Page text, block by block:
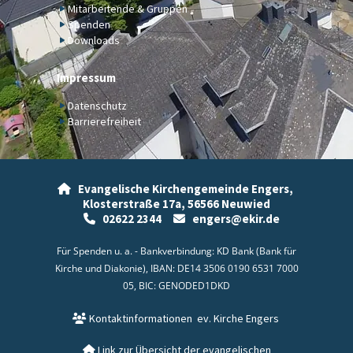
Mitarbeitende & Gruppen
Spenden
Downloads
Impressum
Datenschutz
Barrierefreiheit

Evangelische Kirchengemeinde Engers,
Klosterstraße 17a, 56566 Neuwied
02622 2344 engers@ekir.de
Für Spenden u. a. - Bankverbindung: KD Bank (Bank für
Kirche und Diakonie), IBAN: DE14 3506 0190 6531 7000
05, BIC: GENODED1DKD
Kontaktinformationen ev. Kirche Engers
Link zur Übersicht der evangelischen